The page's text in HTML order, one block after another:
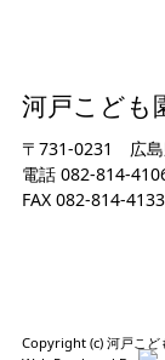
河戸こども
〒731-0231 広島
電話082-814-
FAX 082-814-4133
Copyright (c) 河戸こど